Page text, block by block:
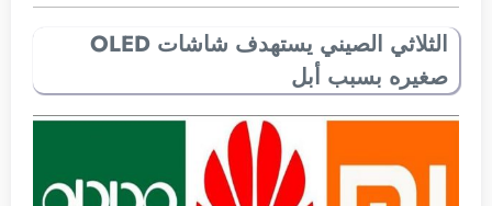
الثلاثي الصيني يستهدف شاشات OLED
صغيره بسبب أبل